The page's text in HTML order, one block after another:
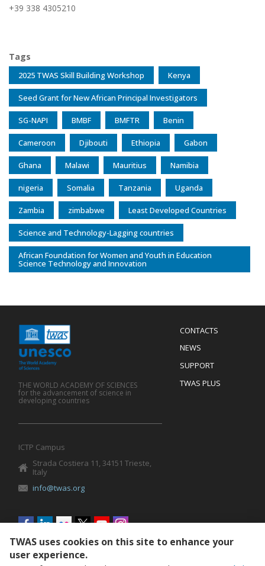
+39 338 4305210
Tags
2025 TWAS Skill Building Workshop Kenya
Seed Grant for New African Principal Investigators
SG-NAPI BMBF BMFTR Benin
Cameroon Djibouti Ethiopia Gabon
Ghana Malawi Mauritius Namibia
nigeria Somalia Tanzania Uganda
Zambia zimbabwe Least Developed Countries
Science and Technology-Lagging countries
African Foundation for Women and Youth in Education
Science Technology and Innovation
Menu
Footer
CONTACTS
NEWS
SUPPORT
TWAS PLUS
THE WORLD ACADEMY OF SCIENCES
for the advancement of science in
developing countries
ICTP Campus
Strada Costiera 11, 34151 Trieste,
Italy
info@twas.org
Social
menu
TWAS uses cookies on this site to enhance your
user experience.